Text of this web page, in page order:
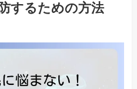
するための方法